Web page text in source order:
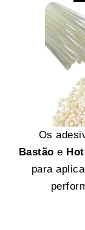
Os
Bastão e
para